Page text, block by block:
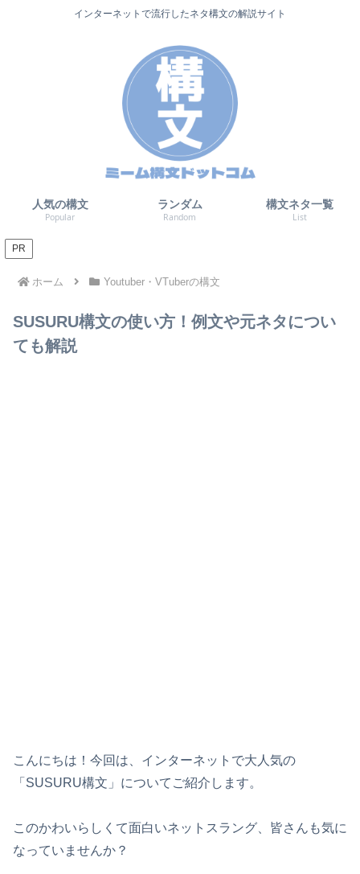
インターネットで流行したネタ構文の解説サイト
人気の構文
Popular
ランダム
Random
構文ネタ一覧
List
PR
ホーム Youtuber・VTuberの構文
SUSURU構文の使い方！例文や元ネタについ
ても解説
こんにちは！今回は、インターネットで大人気の
「SUSURU構文」についてご紹介します。
このかわいらしくて面白いネットスラング、皆さんも気に
なっていませんか？